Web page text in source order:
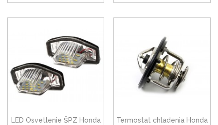
LED Osvetlenie ŠPZ Honda
Termostat chladenia Honda